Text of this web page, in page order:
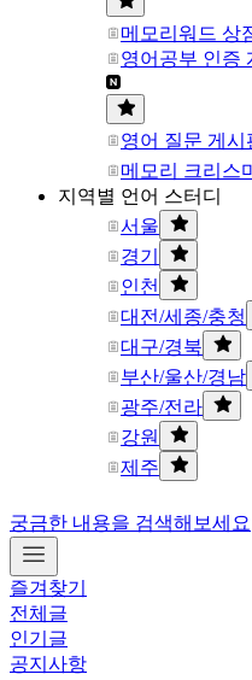
메모리워드 상
영어공부 인증
영어 질문 게시
메모리 크리스
지역별 언어 스터디
서울
경기
인천
대전/세종/충청
대구/경북
부산/울산/경남
광주/전라
강원
제주
궁금한 내용을 검색해보세요
즐겨찾기
전체글
인기글
공지사항